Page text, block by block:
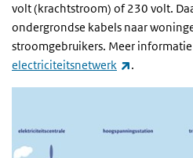
volt (krachtstroom) of 230 volt.
ondergrondse kabels naar
stroomgebruikers. Meer
electriciteitsnetwerk
(externe link)
.